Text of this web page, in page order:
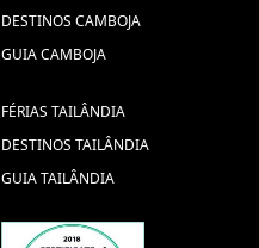
DESTINOS CAMBOJA
GUIA CAMBOJA
FÉRIAS TAILÂNDIA
DESTINOS TAILÂNDIA
GUIA TAILÂNDIA